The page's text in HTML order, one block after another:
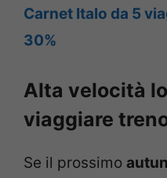
Carnet Italo da 5
30%
Alta velocità
viaggiare
Se il prossimo